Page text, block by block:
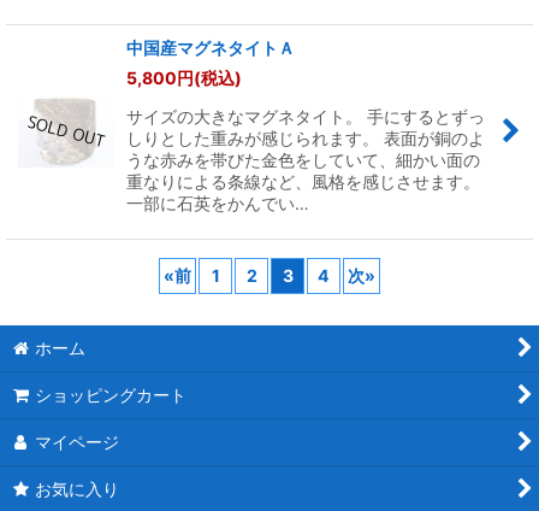
中国産マグネタイトＡ
5,800円(税込)
サイズの大きなマグネタイト。 手にするとずっ
しりとした重みが感じられます。 表面が銅のよ
うな赤みを帯びた金色をしていて、細かい面の
重なりによる条線など、風格を感じさせます。
一部に石英をかんでい…
«前 1 2 3 4 次»
ホーム
ショッピングカート
マイページ
お気に入り